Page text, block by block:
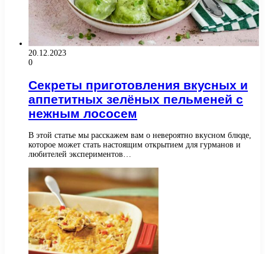
20.12.2023
0
Секреты приготовления вкусных и
аппетитных зелёных пельменей с
нежным лососем
В этой статье мы расскажем вам о невероятно вкусном блюде,
которое может стать настоящим открытием для гурманов и
любителей экспериментов…